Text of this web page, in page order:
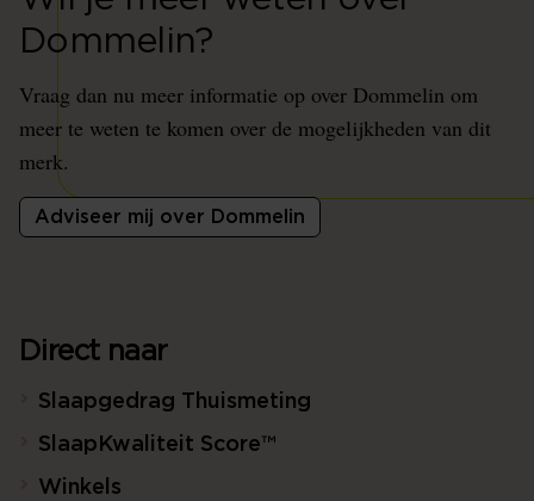
Dommelin?
Vraag dan nu meer informatie op over Dommelin om
meer te weten te komen over de mogelijkheden van dit
merk.
Adviseer mij over Dommelin
Direct naar
Slaapgedrag Thuismeting
SlaapKwaliteit Score™
Winkels